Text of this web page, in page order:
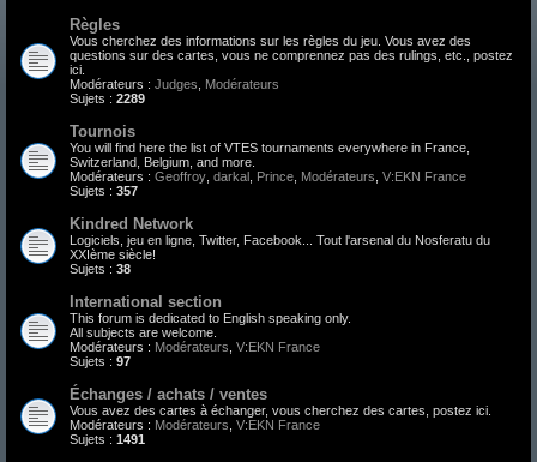
Règles
Vous cherchez des informations sur les règles du jeu. Vous avez des
questions sur des cartes, vous ne comprennez pas des rulings, etc., postez
ici.
Modérateurs : Judges
Modérateurs
Sujets : 2289
Tournois
You will find here the list of VTES tournaments everywhere in France,
Switzerland, Belgium, and more.
Modérateurs : Geoffroy darkal Prince Modérateurs V:EKN France
Sujets : 357
Kindred Network
Logiciels, jeu en ligne, Twitter, Facebook... Tout l'arsenal du Nosferatu du
XXIème siècle!
Sujets : 38
International section
This forum is dedicated to English speaking only.
All subjects are welcome.
Modérateurs : Modérateurs V:EKN France
Sujets : 97
Échanges / achats / ventes
Vous avez des cartes à échanger, vous cherchez des cartes, postez ici.
Modérateurs : Modérateurs V:EKN France
Sujets : 1491